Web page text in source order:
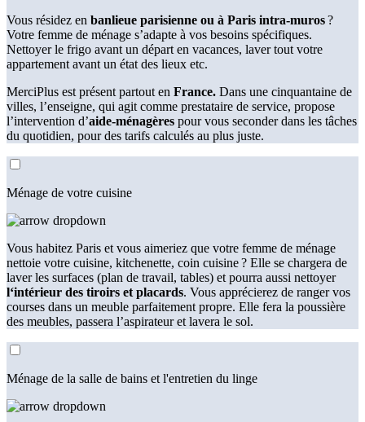
Vous résidez en banlieue parisienne ou à Paris intra-muros?
Votre femme de ménage s’adapte à vos besoins spécifiques.
Nettoyer le frigo avant un départ en vacances, laver tout votre
appartement avant un état des lieux etc.
MerciPlus est présent partout en France. Dans une cinquantaine de
villes, l’enseigne, qui agit comme prestataire de service, propose
l’intervention d’aide-ménagères pour vous seconder dans les tâches
du quotidien, pour des tarifs calculés au plus juste.
Ménage de votre cuisine
Vous habitez Paris et vous aimeriez que votre femme de ménage
nettoie votre cuisine, kitchenette, coin cuisine ? Elle se chargera de
laver les surfaces (plan de travail, tables) et pourra aussi nettoyer
l‘intérieur des tiroirs et placards. Vous apprécierez de ranger vos
courses dans un meuble parfaitement propre. Elle fera la poussière
des meubles, passera l’aspirateur et lavera le sol.
Ménage de la salle de bains et l'entretien du linge